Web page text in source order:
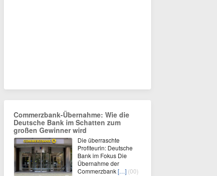
Commerzbank-Übernahme: Wie die
Deutsche Bank im Schatten zum
großen Gewinner wird
Die überraschte
Profiteurin: Deutsche
Bank im Fokus Die
Übernahme der
Commerzbank[…] (00)